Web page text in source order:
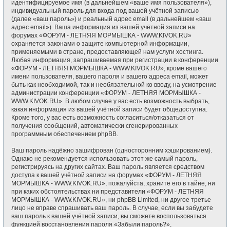
идентифицируемое имя (в дальнейшем «ваше имя пользователя»),
индивидуальный пароль для входа под вашей учётной записью
(далее «ваш пароль») и реальный адрес email (в дальнейшем «ваш
адрес email»). Ваша информация из вашей учётной записи на
форумах «ФОРУМ - ЛЕТНЯЯ МОРМЫШКА - WWW.KIVOK.RU»
охраняется законами о защите компьютерной информации,
применяемыми в стране, предоставляющей нам услуги хостинга.
Любая информация, запрашиваемая при регистрации в конференции
«ФОРУМ - ЛЕТНЯЯ МОРМЫШКА - WWW.KIVOK.RU», кроме вашего
имени пользователя, вашего пароля и вашего адреса email, может
быть как необходимой, так и необязательной ко вводу, на усмотрение
администрации конференции «ФОРУМ - ЛЕТНЯЯ МОРМЫШКА -
WWW.KIVOK.RU». В любом случае у вас есть возможность выбрать,
какая информация из вашей учётной записи будет общедоступна.
Кроме того, у вас есть возможность согласиться/отказаться от
получения сообщений, автоматически сгенерированных
программным обеспечением phpBB.
Ваш пароль надёжно зашифрован (односторонним хэшированием).
Однако не рекомендуется использовать этот же самый пароль,
регистрируясь на других сайтах. Ваш пароль является средством
доступа к вашей учётной записи на форумах «ФОРУМ - ЛЕТНЯЯ
МОРМЫШКА - WWW.KIVOK.RU», пожалуйста, храните его в тайне, ни
при каких обстоятельствах ни представители «ФОРУМ - ЛЕТНЯЯ
МОРМЫШКА - WWW.KIVOK.RU», ни phpBB Limited, ни другое третье
лицо не вправе спрашивать ваш пароль. В случае, если вы забудете
ваш пароль к вашей учётной записи, вы сможете воспользоваться
функцией восстановления пароля «Забыли пароль?»,